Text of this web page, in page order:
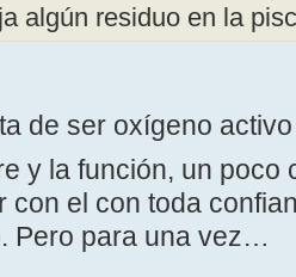
algún residuo en la
de ser oxígeno
y la función, un
con el con toda
Pero para una vez…